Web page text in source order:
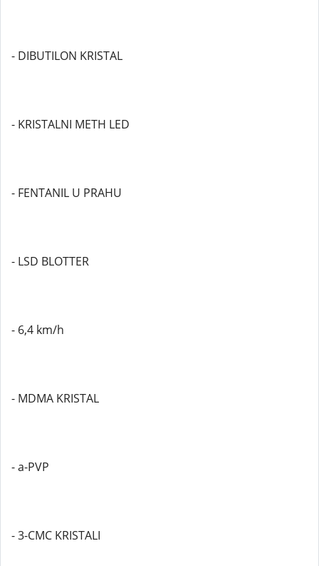
- DIBUTILON KRISTAL
- KRISTALNI METH LED
- FENTANIL U PRAHU
- LSD BLOTTER
- 6,4 km/h
- MDMA KRISTAL
- a-PVP
- 3-CMC KRISTALI